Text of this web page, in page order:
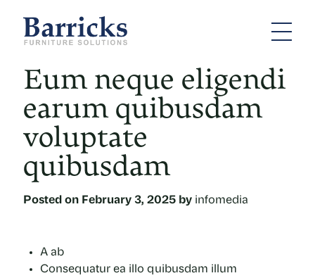
Eum neque eligendi
earum quibusdam
voluptate
quibusdam
Posted on February 3, 2025 by infomedia
A ab
Consequatur ea illo quibusdam illum